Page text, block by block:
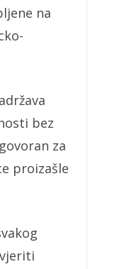
na
bez
za
proizašle